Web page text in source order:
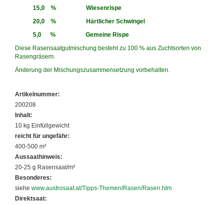
15,0 % Wiesenrispe
20,0 % Härtlicher Schwingel
5,0 % Gemeine Rispe
Diese Rasensaatgutmischung besteht zu 100 % aus Zuchtsorten von
Rasengräsern.
Änderung der Mischungszusammensetzung vorbehalten.
Artikelnummer:
200208
Inhalt:
10 kg Einfüllgewicht
reicht für ungefähr:
400-500 m²
Aussaathinweis:
20-25 g Rasensaat/m²
Besonderes:
siehe www.austrosaat.at/Tipps-Themen/Rasen/Rasen.htm
Direktsaat: